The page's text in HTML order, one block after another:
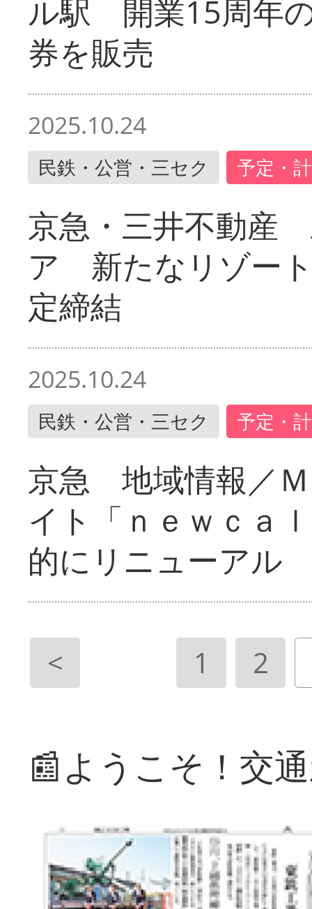
ル駅 開業15周年
券を販売
2025.10.24
民鉄・公営・三セク 予定・
京急・三井不動産
ア 新たなリゾー
定締結
2025.10.24
民鉄・公営・三セク 予定・
京急 地域情報／
イト「ｎｅｗｃａ
的にリニューアル
< 1 2
📰ようこそ！交